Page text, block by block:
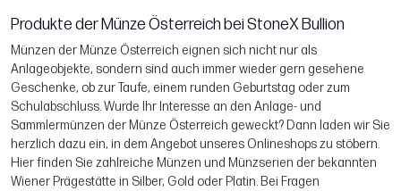
Produkte der Münze Österreich bei StoneX Bullion
Münzen der Münze Österreich eignen sich nicht nur als
Anlageobjekte, sondern sind auch immer wieder gern gesehene
Geschenke, ob zur Taufe, einem runden Geburtstag oder zum
Schulabschluss. Wurde Ihr Interesse an den Anlage- und
Sammlermünzen der Münze Österreich geweckt? Dann laden wir Sie
herzlich dazu ein, in dem Angebot unseres Onlineshops zu stöbern.
Hier finden Sie zahlreiche Münzen und Münzserien der bekannten
Wiener Prägestätte in Silber, Gold oder Platin. Bei Fragen